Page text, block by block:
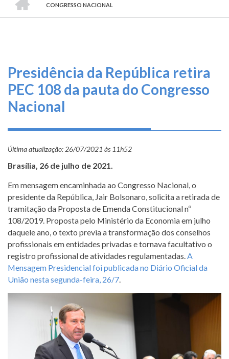
O
que
Informe-
se
Conosco
e
Prestação
de
Contas
TRILHA
DE
CONGRESSO NACIONAL
Presidência da República retira
PEC 108 da pauta do Congresso
Nacional
Última atualização: 26/07/2021 às 11h52
Brasília, 26 de julho de 2021.
Em mensagem encaminhada ao Congresso Nacional, o
presidente da República, Jair Bolsonaro, solicita a retirada de
tramitação da Proposta de Emenda Constitucional nº
108/2019. Proposta pelo Ministério da Economia em julho
daquele ano, o texto previa a transformação dos conselhos
profissionais em entidades privadas e tornava facultativo o
registro profissional de atividades regulamentadas. A
Mensagem Presidencial foi publicada no Diário Oficial da
União nesta segunda-feira, 26/7